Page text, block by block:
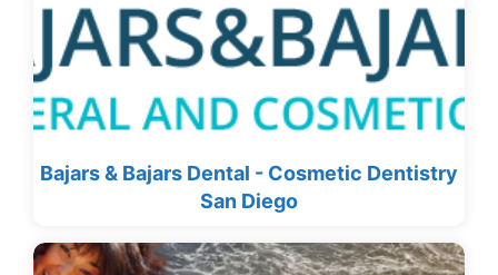
Bajars & Bajars Dental - Cosmetic Dentistry
San Diego